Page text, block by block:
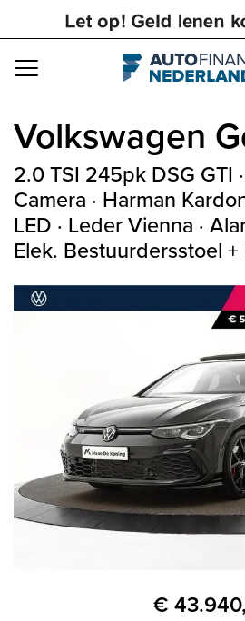
Navigation
Volkswagen
2.0 TSI 245pk DSG GTI
Camera · Harman
LED · Leder Vienna ·
Elek. Bestuurdersstoel +
€